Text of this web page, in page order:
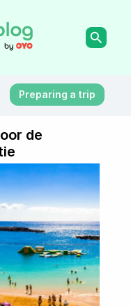
Preparing a trip
de